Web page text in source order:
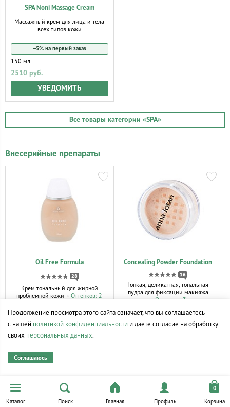
SPA Noni Massage Cream
Массажный крем для лица и тела
всех типов кожи
−5% на первый заказ
150 мл
2510 руб.
УВЕДОМИТЬ
Все товары категории «SPA»
Внесерийные препараты
Oil Free Formula
28
Крем тональный для жирной
проблемной кожи
Оттенков: 2
−5% на первый заказ
КУПИТЬ
Concealing Powder Foundation
16
Тонкая, деликатная, тональная
пудра для фиксации макияжа
Оттенков: 3
Каталог Поиск Главная Профиль Корзина
Продолжение просмотра этого сайта означает, что вы соглашаетесь
с нашей политикой конфиденциальности и даете согласие на обработку
своих персональных данных.
Соглашаюсь